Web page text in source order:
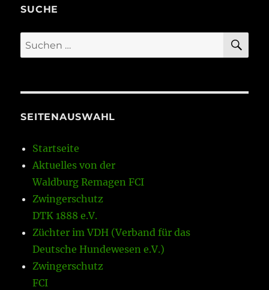
SUCHE
Suchen
nach:
SEITENAUSWAHL
Startseite
Aktuelles von der
Waldburg Remagen FCI
Zwingerschutz
DTK 1888 e.V.
Züchter im VDH (Verband für das
Deutsche Hundewesen e.V.)
Zwingerschutz
FCI